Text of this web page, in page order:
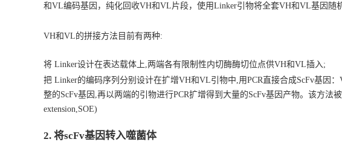
和VL编码基因，纯化回收VH和VL片段，使用Linker引物将全套VH和VL基因随
VH和VL的拼接方法目前有两种:
将 Linker设计在表达载体上,两端各有限制性内切酶酶切位点供VH和VL插入;
把 Linker的编码序列分别设计在扩增VH和VL引物中,用PCR直接合成ScFv基因
整的ScFv基因,再以两端的引物进行PCR扩增得到大量的ScFv基因产物。该方法
extension,SOE)
2. 将scFv基因转入噬菌体